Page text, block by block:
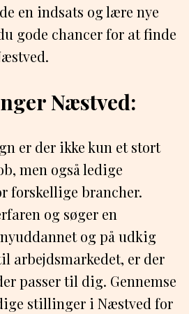
en indsats og lære nye
gode chancer for at finde
Næstved:
er der ikke kun et stort
men også ledige
forskellige brancher.
og søger en
og på udkig
arbejdsmarkedet, er der
passer til dig. Gennemse
stillinger i Næstved for